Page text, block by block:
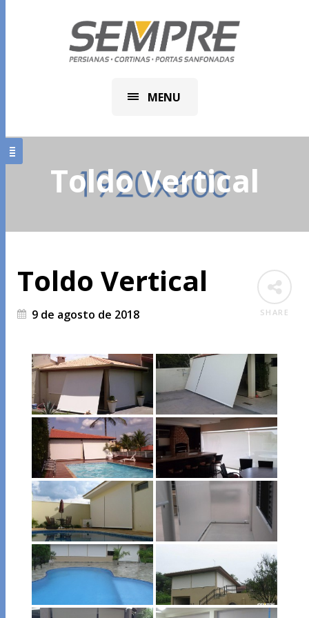
MENU
Toldo Vertical
SHARE
Toldo Vertical
9 de agosto de 2018